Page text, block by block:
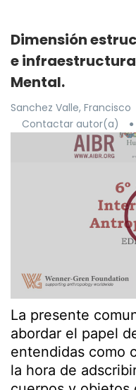
Dimensión
e
Mental.
Sanchez Valle, Francisco
Contactar autor(a)
La presente
abordar el papel
entendidas como
la hora de